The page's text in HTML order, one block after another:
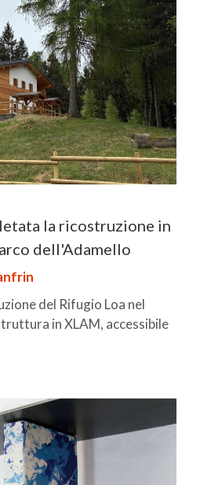
la ricostruzione in
dell'Adamello
del Rifugio Loa nel
in XLAM, accessibile